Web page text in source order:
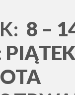
8 –